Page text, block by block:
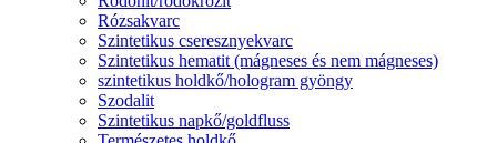
Rózsakvarc
Szintetikus cseresznyekvarc
Szintetikus hematit (mágneses és nem mágneses)
szintetikus holdkő/hologram gyöngy
Szodalit
Szintetikus napkő/goldfluss